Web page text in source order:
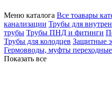
Меню каталога Все тоавары
канализации Трубы для
трубы Трубы ПНД и фитинги
Трубы для колодцев Защитные
Гермовводы, муфты переходные
Показать все